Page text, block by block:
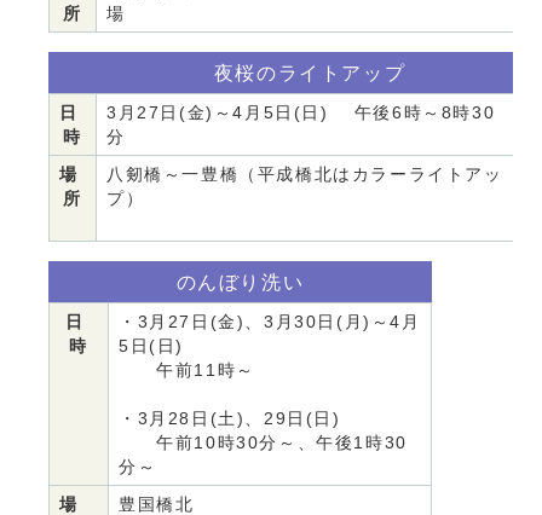
所
夜桜のライトアップ
日
時
3月27日(金)～4月5日(日) 午後6時～8時30
分
場
所
八剱橋～一豊橋（平成橋北はカラーライトアッ
プ
のんぼり洗い
日
時
・3月27日(金)、3月30日(月)～4月
5日(日)
午前11時～
・3月28日(土)、29日(日)
午前10時30分～、午後1時30
分～
場
豊国橋北